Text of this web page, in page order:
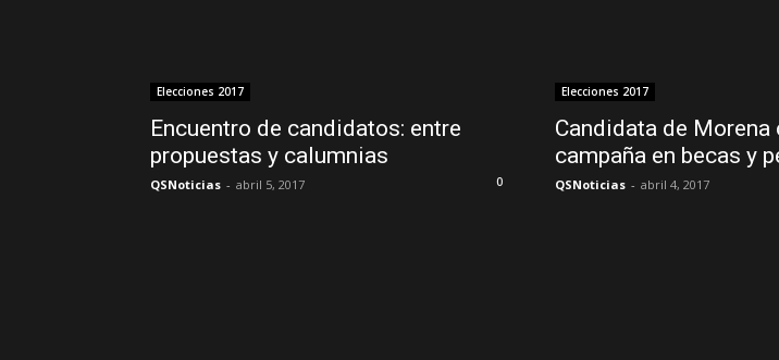
Elecciones 2017
Encuentro de candidatos: entre
propuestas y calumnias
QSNoticias - abril 5, 2017 0
Elecciones 2017
Candidata de Morena
campaña en becas y
QSNoticias - abril 4, 2017